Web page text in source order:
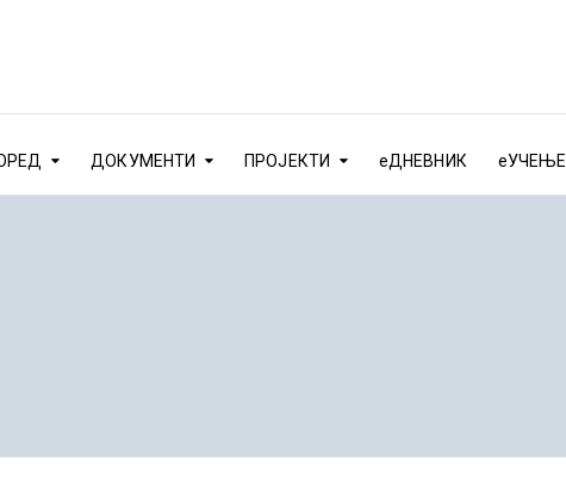
ДОКУМЕНТИ ПРОЈЕКТИ еДНЕВНИК еУЧЕЊЕ